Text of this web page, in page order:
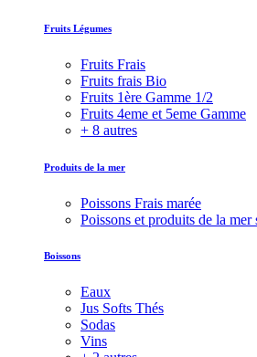
Fruits Légumes
Fruits Frais
Fruits frais Bio
Fruits 1ère Gamme 1/2
Fruits 4eme et 5eme Gamme
+ 8 autres
Produits de la mer
Poissons Frais marée
Poissons et produits de la mer
Boissons
Eaux
Jus Softs Thés
Sodas
Vins